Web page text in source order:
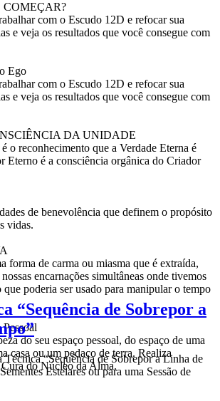
COMEÇAR?
com o Escudo 12D e refocar sua
e veja os resultados que você consegue com
Ego
com o Escudo 12D e refocar sua
e veja os resultados que você consegue com
DA UNIDADE
o reconhecimento que a Verdade Eterna é
Eterno é a consciência orgânica do Criador
de benevolência que definem o propósito
vidas.
forma de carma ou miasma que é extraída,
encarnações simultâneas onde tivemos
poderia ser usado para manipular o tempo
do seu espaço pessoal, do espaço de uma
casa ou um pedaço de terra. Realiza
do Núcleo da Alma.
“Sequência de Sobrepor a
Técnica “Sequência de Sobrepor a Linha de
Estelares ou para uma Sessão de